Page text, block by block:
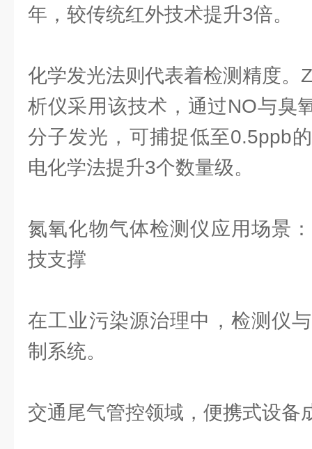
年，较传统红外技术提升3倍。
化学发光法则代表着检测精度。
析仪采用该技术，通过NO与臭
分子发光，可捕捉低至0.5ppb
电化学法提升3个数量级。
氮氧化物气体检测仪应用场景
技支撑
在工业污染源治理中，检测仪
制系统。
交通尾气管控领域，便携式设备